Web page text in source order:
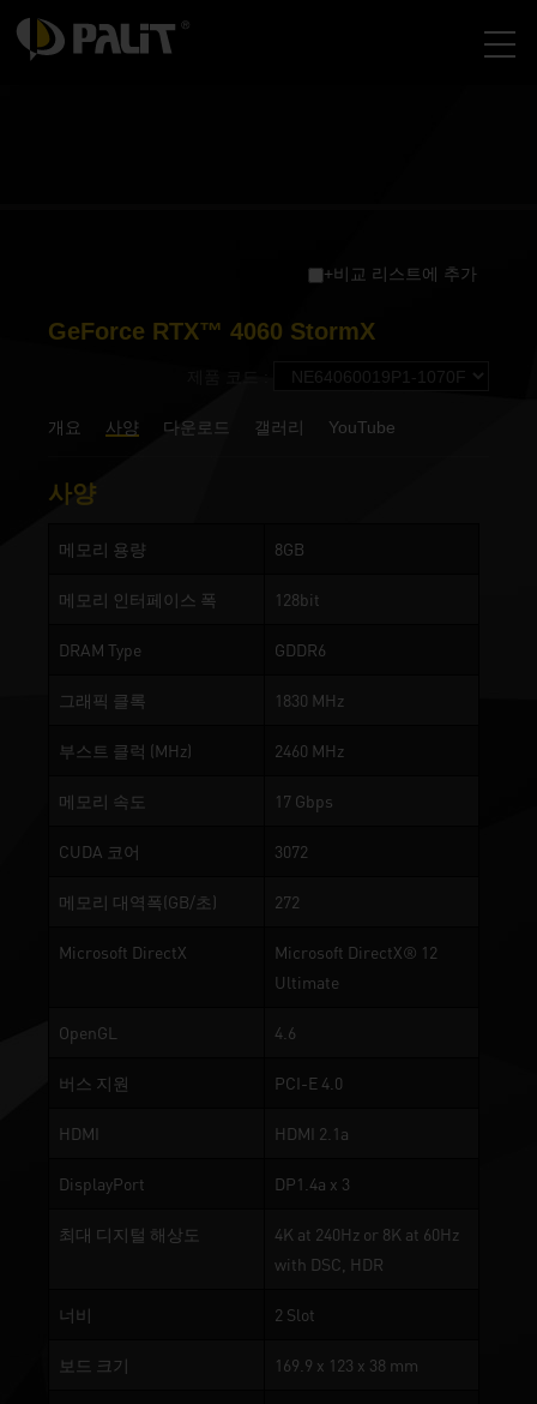
+비교 리스트에 추가
GeForce RTX™ 4060 StormX
개요 사양 다운로드 갤러리 YouTube
사양
메모리 용량 8GB
메모리 인터페이스 폭 128bit
DRAM Type GDDR6
그래픽 클록 1830 MHz
부스트 클럭 (MHz) 2460 MHz
메모리 속도 17 Gbps
CUDA 코어 3072
메모리 대역폭(GB/초) 272
Microsoft DirectX
Microsoft DirectX® 12
Ultimate
OpenGL 4.6
버스 지원 PCI-E 4.0
HDMI HDMI 2.1a
DisplayPort DP1.4a x 3
최대 디지털 해상도
4K at 240Hz or 8K at 60Hz
with DSC, HDR
너비 2 Slot
보드 크기 169.9 x 123 x 38 mm